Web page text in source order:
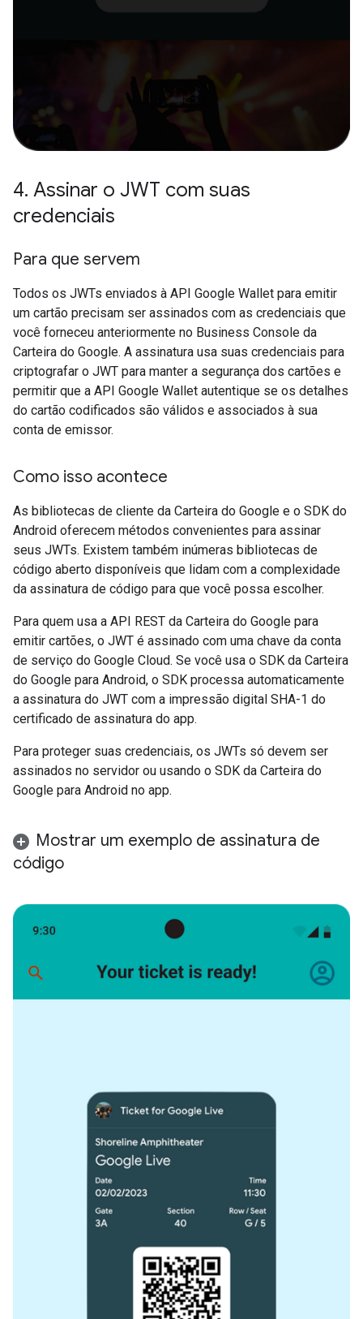
4. Assinar o JWT com suas
credenciais
Para que servem
Todos os JWTs enviados à API Google Wallet para emitir
um cartão precisam ser assinados com as credenciais que
você forneceu anteriormente no Business Console da
Carteira do Google. A assinatura usa suas credenciais para
criptografar o JWT para manter a segurança dos cartões e
permitir que a API Google Wallet autentique se os detalhes
do cartão codificados são válidos e associados à sua
conta de emissor.
Como isso acontece
As bibliotecas de cliente da Carteira do Google e o SDK do
Android oferecem métodos convenientes para assinar
seus JWTs. Existem também inúmeras bibliotecas de
código aberto disponíveis que lidam com a complexidade
da assinatura de código para que você possa escolher.
Para quem usa a API REST da Carteira do Google para
emitir cartões, o JWT é assinado com uma chave da conta
de serviço do Google Cloud. Se você usa o SDK da Carteira
do Google para Android, o SDK processa automaticamente
a assinatura do JWT com a impressão digital SHA-1 do
certificado de assinatura do app.
Para proteger suas credenciais, os JWTs só devem ser
assinados no servidor ou usando o SDK da Carteira do
Google para Android no app.
Mostrar um exemplo de assinatura de
código